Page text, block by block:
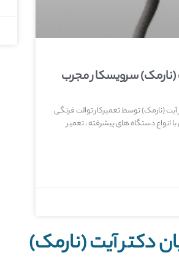
(نارمک) سرویسکار مجرب
آیت (نارمک) توسط تعمیرکار توالت فرنگی
انواع دستگاه های پیشرفته ، تعمیر
دکتر آیت (نارمک)